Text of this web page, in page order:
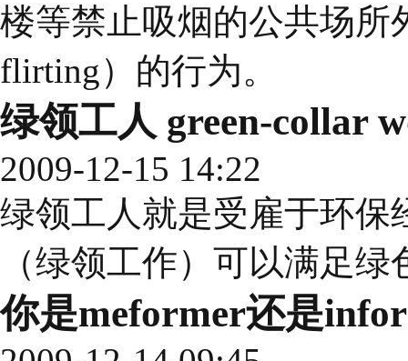
楼等禁止吸烟的公共场所
flirting）的行为。
绿领工人 green-collar
2009-12-15 14:22
绿领工人就是受雇于环保
（绿领工作）可以满足
你是meformer还是